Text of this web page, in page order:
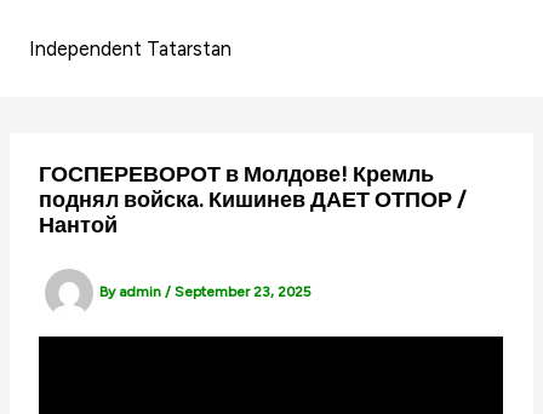
Independent Tatarstan
ГОСПЕРЕВОРОТ в Молдове! Кремль
поднял войска. Кишинев ДАЕТ ОТПОР /
Нантой
By admin/September 23, 2025